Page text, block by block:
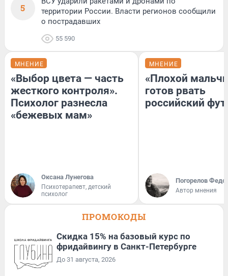
5
территории России. Власти регионов сообщили
о пострадавших
55 590
МНЕНИЕ
«Выбор цвета — часть
жесткого контроля».
Психолог разнесла
«бежевых мам»
Оксана Лунегова
Психотерапевт, детский
психолог
МНЕНИЕ
«Плохой
готов рвать
российский
Погорелов
Автор мнения
ПРОМОКОДЫ
Скидка 15% на базовый курс по
фридайвингу в Санкт-Петербурге
До 31 августа, 2026